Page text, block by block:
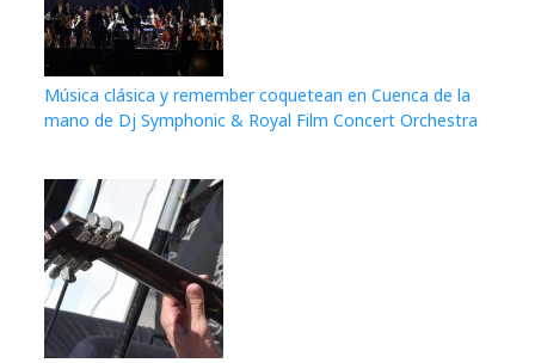
Música clásica y remember coquetean en Cuenca de la
mano de Dj Symphonic & Royal Film Concert Orchestra